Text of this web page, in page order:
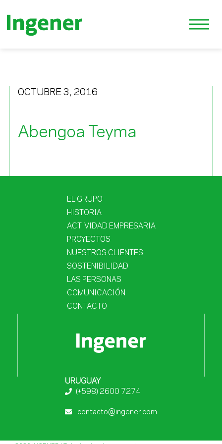
OCTUBRE 3, 2016
Abengoa Teyma
EL GRUPO
HISTORIA
ACTIVIDAD EMPRESARIA
PROYECTOS
NUESTROS CLIENTES
SOSTENIBILIDAD
LAS PERSONAS
COMUNICACIÓN
CONTACTO
URUGUAY
(+598) 2600 7274
contacto@ingener.com